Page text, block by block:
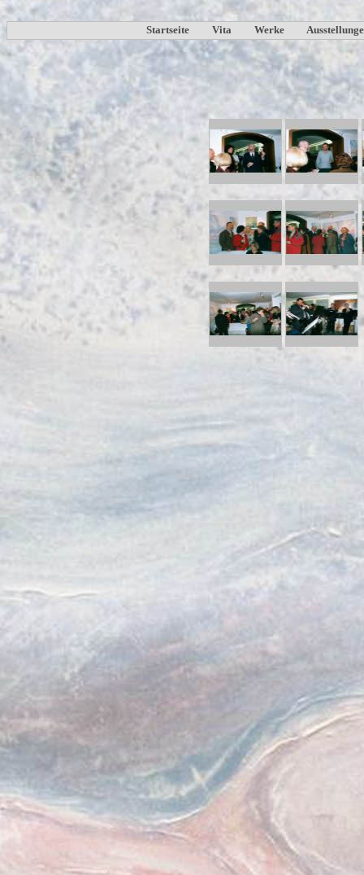
Startseite Vita Werke